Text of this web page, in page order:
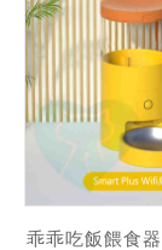
乖乖吃飯餵食